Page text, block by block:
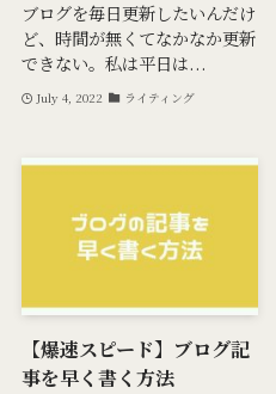
ブログを毎日更新したいんだけ
ど、時間が無くてなかなか更新
できない。私は平日は...
July 4, 2022 ライティング
【爆速スピード】ブログ記
事を早く書く方法